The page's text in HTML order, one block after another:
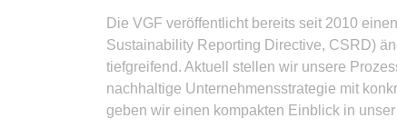
Die VGF veröffentlicht bereits seit 2010
Sustainability Reporting Directive, CSRD)
tiefgreifend. Aktuell stellen wir unsere
nachhaltige Unternehmensstrategie mit
geben wir einen kompakten Einblick in